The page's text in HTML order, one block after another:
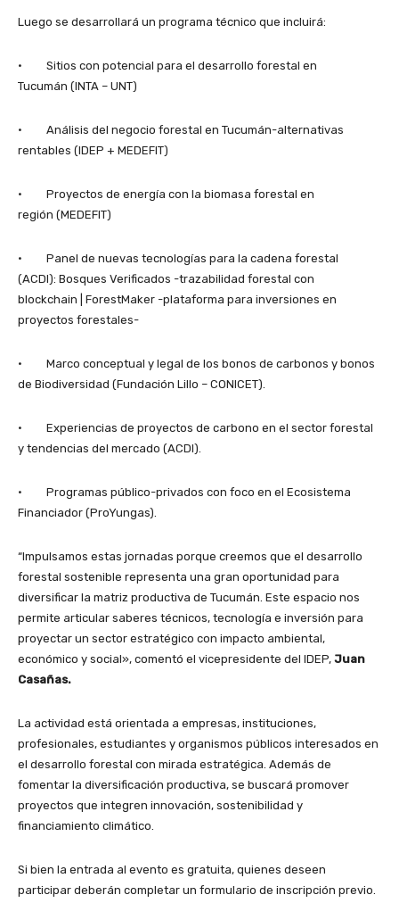
Luego se desarrollará un programa técnico que incluirá:
· Sitios con potencial para el desarrollo forestal en
Tucumán (INTA – UNT)
· Análisis del negocio forestal en Tucumán-alternativas
rentables (IDEP + MEDEFIT)
· Proyectos de energía con la biomasa forestal en
región (MEDEFIT)
· Panel de nuevas tecnologías para la cadena forestal
(ACDI): Bosques Verificados -trazabilidad forestal con
blockchain | ForestMaker -plataforma para inversiones en
proyectos forestales-
· Marco conceptual y legal de los bonos de carbonos y bonos
de Biodiversidad (Fundación Lillo – CONICET).
· Experiencias de proyectos de carbono en el sector forestal
y tendencias del mercado (ACDI).
· Programas público-privados con foco en el Ecosistema
Financiador (ProYungas).
“Impulsamos estas jornadas porque creemos que el desarrollo
forestal sostenible representa una gran oportunidad para
diversificar la matriz productiva de Tucumán. Este espacio nos
permite articular saberes técnicos, tecnología e inversión para
proyectar un sector estratégico con impacto ambiental,
económico y social», comentó el vicepresidente del IDEP, Juan
Casañas.
La actividad está orientada a empresas, instituciones,
profesionales, estudiantes y organismos públicos interesados en
el desarrollo forestal con mirada estratégica. Además de
fomentar la diversificación productiva, se buscará promover
proyectos que integren innovación, sostenibilidad y
financiamiento climático.
Si bien la entrada al evento es gratuita, quienes deseen
participar deberán completar un formulario de inscripción previo.